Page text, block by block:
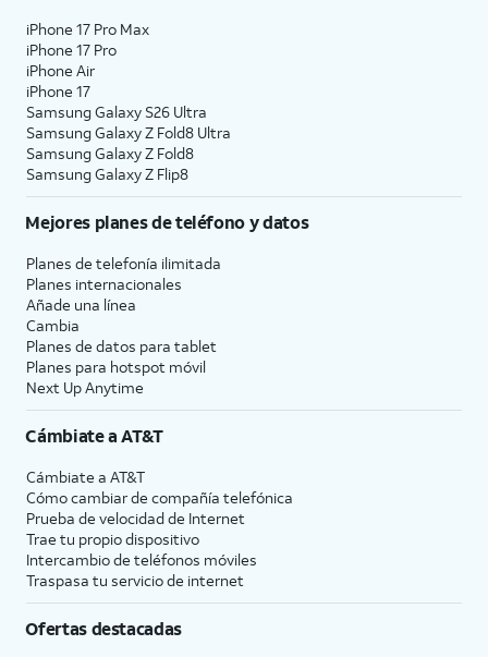
iPhone 17 Pro Max
iPhone 17 Pro
iPhone Air
iPhone 17
Samsung Galaxy S26 Ultra
Samsung Galaxy Z Fold8 Ultra
Samsung Galaxy Z Fold8
Samsung Galaxy Z Flip8
Mejores planes de teléfono y datos
Planes de telefonía ilimitada
Planes internacionales
Añade una línea
Cambia
Planes de datos para tablet
Planes para hotspot móvil
Next Up Anytime
Cámbiate aAT&T
Cámbiate a AT&T
Cómo cambiar de compañía telefónica
Prueba de velocidad de Internet
Trae tu propio dispositivo
Intercambio de teléfonos móviles
Traspasa tu servicio de internet
Ofertas destacadas